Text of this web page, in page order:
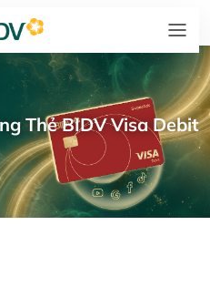
Thẻ BIDV Visa Debit